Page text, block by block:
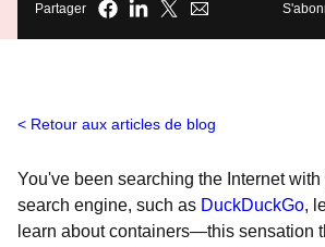
Partager
Retour aux articles de blog
You've been searching the Internet
search engine, such as DuckDuckGo,
learn about containers—this sensation